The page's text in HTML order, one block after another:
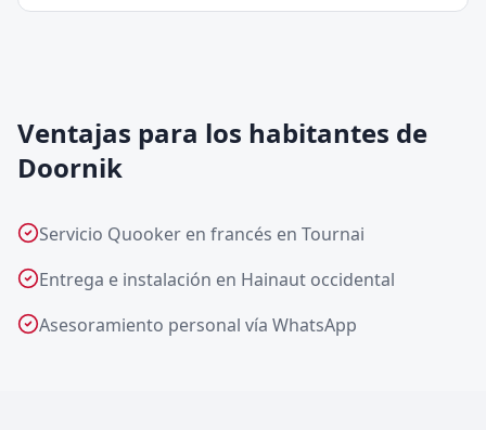
Ventajas para los habitantes de
Doornik
Servicio Quooker en francés en Tournai
Entrega e instalación en Hainaut occidental
Asesoramiento personal vía WhatsApp